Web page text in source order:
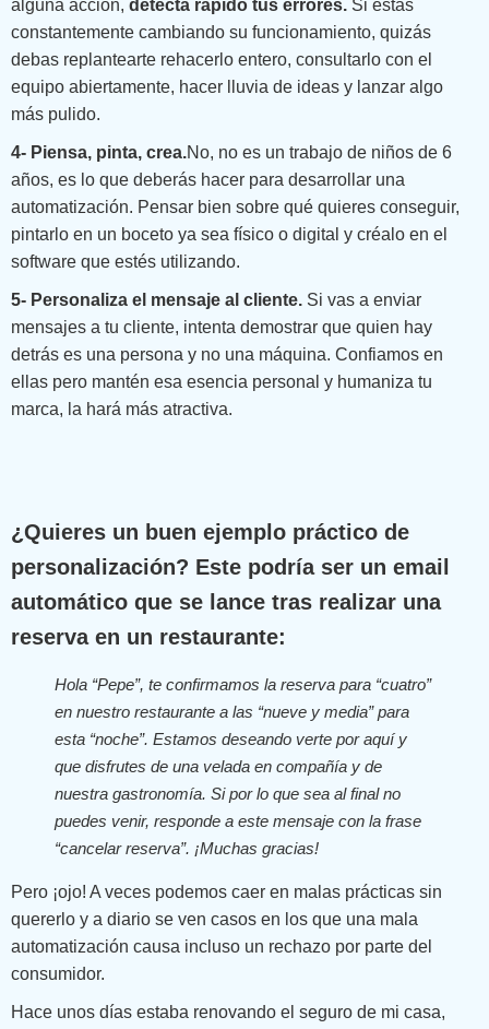
alguna acción, detecta rápido tus errores. Si estás
constantemente cambiando su funcionamiento, quizás
debas replantearte rehacerlo entero, consultarlo con el
equipo abiertamente, hacer lluvia de ideas y lanzar algo
más pulido.
4- Piensa, pinta, crea.No, no es un trabajo de niños de 6
años, es lo que deberás hacer para desarrollar una
automatización. Pensar bien sobre qué quieres conseguir,
pintarlo en un boceto ya sea físico o digital y créalo en el
software que estés utilizando.
5- Personaliza el mensaje al cliente. Si vas a enviar
mensajes a tu cliente, intenta demostrar que quien hay
detrás es una persona y no una máquina. Confiamos en
ellas pero mantén esa esencia personal y humaniza tu
marca, la hará más atractiva.
¿Quieres un buen ejemplo práctico de
personalización? Este podría ser un email
automático que se lance tras realizar una
reserva en un restaurante:
Hola “Pepe”, te confirmamos la reserva para “cuatro”
en nuestro restaurante a las “nueve y media” para
esta “noche”. Estamos deseando verte por aquí y
que disfrutes de una velada en compañía y de
nuestra gastronomía. Si por lo que sea al final no
puedes venir, responde a este mensaje con la frase
“cancelar reserva”. ¡Muchas gracias!
Pero ¡ojo! A veces podemos caer en malas prácticas sin
quererlo y a diario se ven casos en los que una mala
automatización causa incluso un rechazo por parte del
consumidor.
Hace unos días estaba renovando el seguro de mi casa,